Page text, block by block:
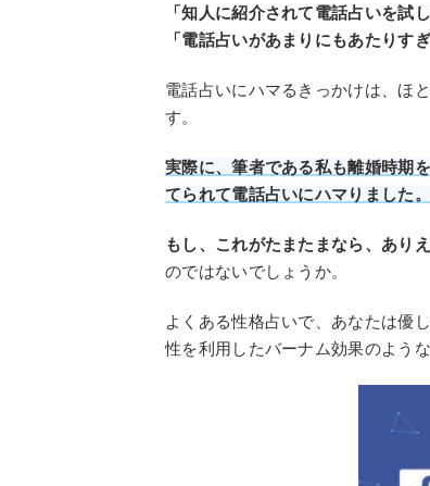
「知人に紹介されて電話占いを試
「電話占いがあまりにもあたりすぎ
電話占いにハマるきっかけは、ほ
す。
実際に、筆者である私も離婚時期
てられて電話占いにハマりました。
もし、これがたまたまなら、ありえ
のではないでしょうか。
よくある性格占いで、あなたは優
性を利用したバーナム効果のよう